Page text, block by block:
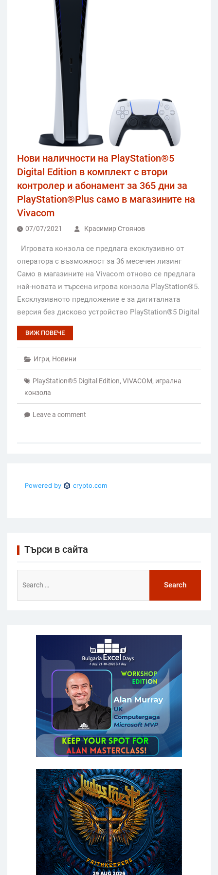
Нови наличности на PlayStation®5
Digital Edition в комплект с втори
контролер и абонамент за 365 дни за
PlayStation®Plus само в магазините на
Vivacom
07/07/2021 Красимир Стоянов
Игровата конзола се предлага ексклузивно от
оператора с възможност за 36 месечен лизинг
Само в магазините на Vivacom отново се предлага
най-новата и търсена игрова конзола PlayStation®5.
Ексклузивното предложение е за дигиталната
версия без дисково устройство PlayStation®5 Digital
ВИЖ ПОВЕЧЕ
Игри, Новини
PlayStation®5 Digital Edition, VIVACOM, игрална
конзола
Leave a comment
Търси в сайта
for: